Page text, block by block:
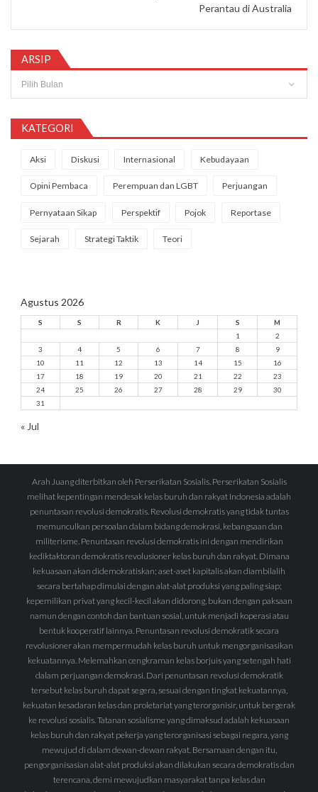
Perantau di Australia
ARSIP
KATEGORI
Aksi Diskusi Internasional Kebudayaan
Opini Pembaca Perempuan dan LGBT Perjuangan
Pernyataan Sikap Perspektif Pojok Reportase
Sejarah Strategi Taktik Teori
Agustus 2026
S S R K J S
M
1
2
3
4 5 6 7 8
9
10
11 12 13 14 15
16
17
18 19 20 21 22
23
24
25 26 27 28 29
30
31
« Jul
Arah Juang diterbitkan oleh Perserikatan Sosialis. Perserikatan Sosialis
melihat kepentingan mendesak kelas buruh dan rakyat Indonesia adalah
penuntasan revolusi demokratis. Revolusi demokratis yang tidak tuntas
memunculkan persoalan dalam bidang demokrasi, kebangsaan dan
militerisme. Penuntasan revolusi demokratis ini dengan mendirikan
kediktaktoran demokratis revolusioner kelas buruh dan rakyat. Dimana
kekuasaan akan didemokratiskan; aset-aset kapitalis akan diambilalih
secara bertahap dimulai dengan alat-alat produksi yang paling siap;
kepemilikan privat yang kecil-kecil akan didorong, bukan dengan paksaan
namun dengan contoh dan bantuan sosial, untuk menjadi koperasi atau
bentuk kooperatif lainnya. Penuntasan revolusi demokratik secara
revolusioner akan mempermudah kelas buruh untuk mengorganisasikan
kekuatannya. Melemahkan cengkraman kelas borjuis yang setengah hati
dalam perjuangan demokrasi. Dari penuntasan revolusi demokratik
tersebut kelas buruh dapat segera, sesuai dengan tingkat kekuatannya,
kekuatan kesadaran kelas dan proletariat yang terorganisir, untuk bergerak
ke revolusi sosialis. Tatanan sosialisme yang dimaksud adalah kekuasaan
kelas buruh dan rakyat pekerja yang terorganisasi sebagai negara, yang
mewujud di dalam dewan-dewan rakyat. Bersamaan dengan itu,
pengorganisasian alat-alat produksi akan dilakukan secara demokratis dan
terencana, demi mewujudkan masyarakat tanpa kelas dan